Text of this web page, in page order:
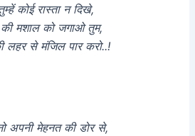
कोई रास्ता न दिखे,
की मशाल को जगाओ तुम,
लहर से मंजिल पार करो..!
अपनी मेहनत की डोर से,